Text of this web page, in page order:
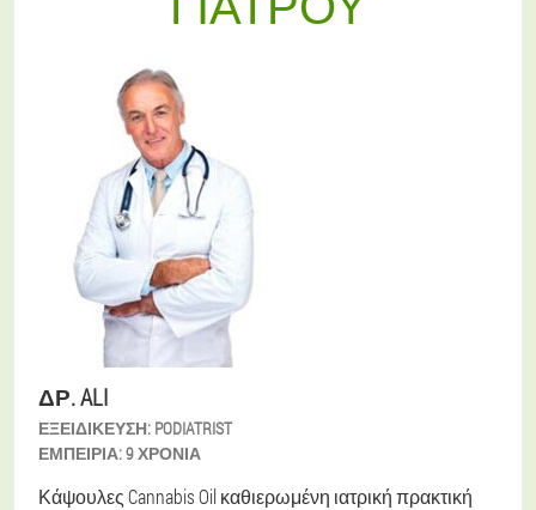
ΔΡ. ALI
ΕΞΕΙΔΊΚΕΥΣΗ: PODIATRIST
ΕΜΠΕΙΡΊΑ:9 ΧΡΌΝΙΑ
Κάψουλες Cannabis Oil καθιερωμένη ιατρική πρακτική